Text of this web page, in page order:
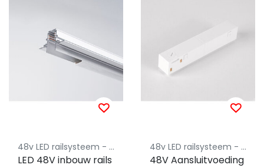
48v LED railsysteem - Powergear
LED 48V inbouw rails
48v LED railsysteem - Powergear
48V Aansluitvoeding